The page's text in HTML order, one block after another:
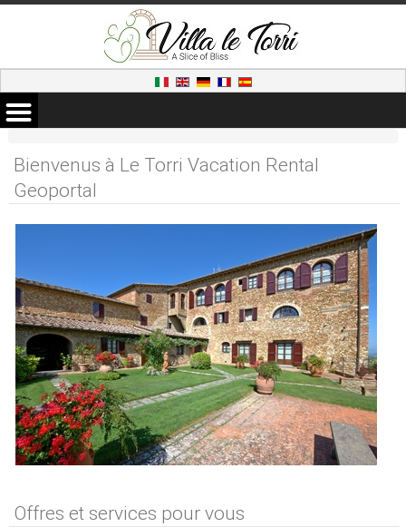
Bienvenus à Le Torri Vacation Rental
Geoportal
Offres et services pour vous